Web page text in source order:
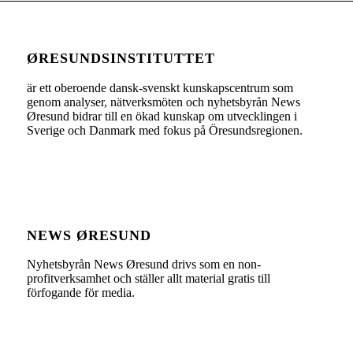
ØRESUNDSINSTITUTTET
är ett oberoende dansk-svenskt kunskapscentrum som
genom analyser, nätverksmöten och nyhetsbyrån News
Øresund bidrar till en ökad kunskap om utvecklingen i
Sverige och Danmark med fokus på Öresundsregionen.
NEWS ØRESUND
Nyhetsbyrån News Øresund drivs som en non-
profitverksamhet och ställer allt material gratis till
förfogande för media.